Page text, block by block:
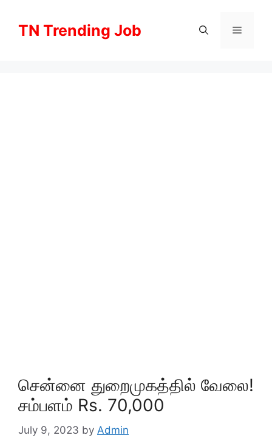
contentTN Trending Job Menu
சென்னை துறைமுகத்தில் வேலை!
சம்பளம் Rs. 70,000
July 9, 2023 by Admin